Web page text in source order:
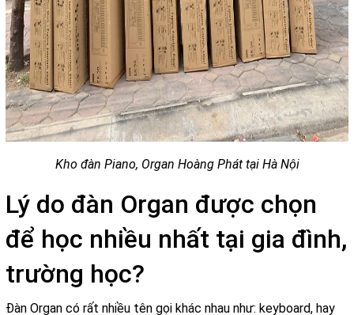
Kho đàn Piano, Organ Hoàng Phát tại Hà Nội
Lý do đàn Organ được chọn
để học nhiều nhất tại gia đình,
trường học?
Đàn Organ có rất nhiều tên gọi khác nhau như: keyboard, hay